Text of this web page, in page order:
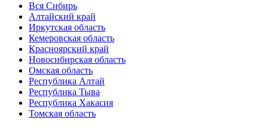
Вся Сибирь
Алтайский край
Иркутская область
Кемеровская область
Красноярский край
Новосибирская область
Омская область
Республика Алтай
Республика Тыва
Республика Хакасия
Томская область